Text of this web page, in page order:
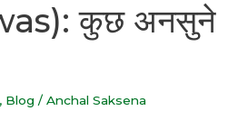
कुछ अनसुने
, Blog /Anchal Saksena